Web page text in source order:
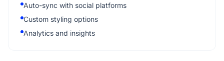
Auto-sync with social platforms
Custom styling options
Analytics and insights